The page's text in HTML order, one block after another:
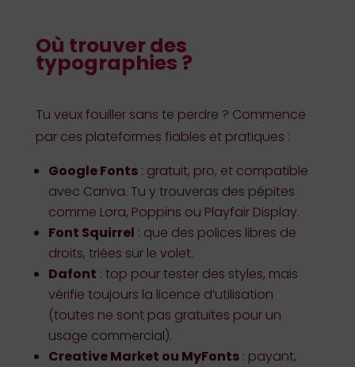
Où trouver des
typographies ?
Tu veux fouiller sans te perdre ? Commence
par ces plateformes fiables et pratiques :
Google Fonts: gratuit, pro, et compatible
avec Canva. Tu y trouveras des pépites
comme Lora, Poppins ou Playfair Display.
Font Squirrel : que des polices libres de
droits, triées sur le volet.
Dafont : top pour tester des styles, mais
vérifie toujours la licence d’utilisation
(toutes ne sont pas gratuites pour un
usage commercial).
Creative Market ou MyFonts: payant,